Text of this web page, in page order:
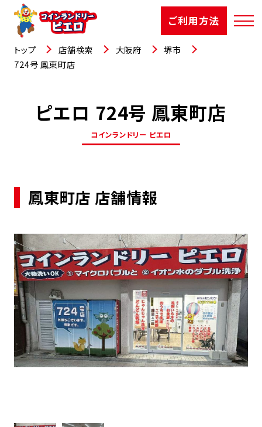
ご利用方法
店舗検索
選ばれる理由
お知らせ
お役立コラム
よくあるご質問
FCオーナー募集中
トップ 店舗検索 大阪府
堺市
724号 鳳東町店
ピエロ 724号 鳳東町店
コインランドリー ピエロ
鳳東町店 店舗情報